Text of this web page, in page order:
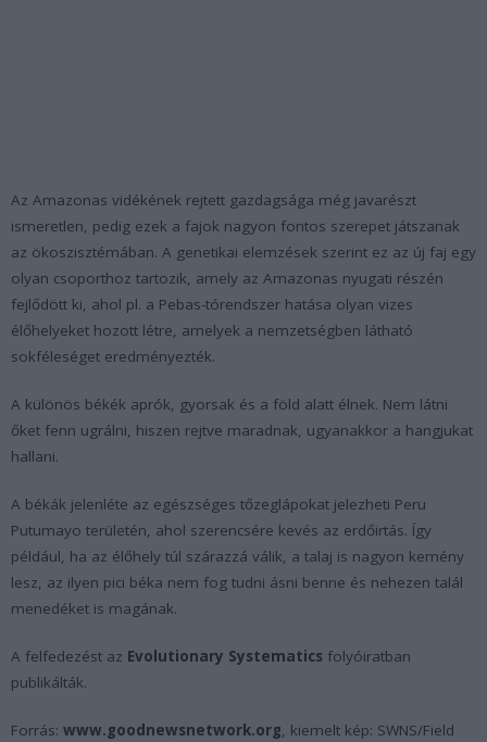
Az Amazonas vidékének rejtett gazdagsága még javarészt
ismeretlen, pedig ezek a fajok nagyon fontos szerepet játszanak
az ökoszisztémában. A genetikai elemzések szerint ez az új faj egy
olyan csoporthoz tartozik, amely az Amazonas nyugati részén
fejlődött ki, ahol pl. a Pebas-tórendszer hatása olyan vizes
élőhelyeket hozott létre, amelyek a nemzetségben látható
sokféleséget eredményezték.
A különös békék aprók, gyorsak és a föld alatt élnek. Nem látni
őket fenn ugrálni, hiszen rejtve maradnak, ugyanakkor a hangjukat
hallani.
A békák jelenléte az egészséges tőzeglápokat jelezheti Peru
Putumayo területén, ahol szerencsére kevés az erdőirtás. Így
például, ha az élőhely túl szárazzá válik, a talaj is nagyon kemény
lesz, az ilyen pici béka nem fog tudni ásni benne és nehezen talál
menedéket is magának.
A felfedezést az Evolutionary Systematics folyóiratban
publikálták.
Forrás: www.goodnewsnetwork.org, kiemelt kép: SWNS/Field